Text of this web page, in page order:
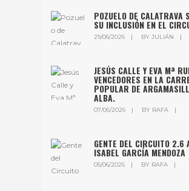
POZUELO DE CALATRAVA
SU INCLUSIÓN EN EL
29/06/2026 BY JULIÁN
JESÚS CALLE Y EVA Mª
VENCEDORES EN LA
POPULAR DE
ALBA.
07/06/2026 BY RAFA
GENTE DEL CIRCUITO 2.6
ISABEL GARCÍA MENDOZA
05/06/2026 BY RAFA